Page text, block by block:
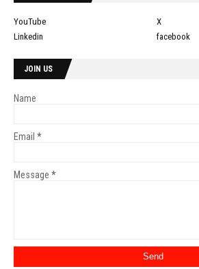
YouTube
X
Linkedin
facebook
JOIN US
Name
Email *
Message *